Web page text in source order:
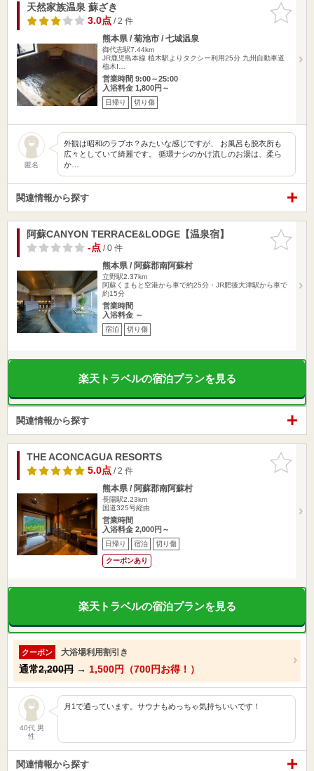
お気に入
りに追加
天然家族温泉 蘇ざき
3.0点/ 2 件
熊本県 / 菊池市 / 七城温泉
御代志駅7.44km
JR鹿児島本線 植木駅よりタクシー利用25分 九州自動車道
植木I…
営業時間 9:00～25:00
入浴料金 1,800円～
日帰り 切り傷
匿名
外観は昭和のラブホ？みたいな感じですが、 お風呂も脱衣所も
広々としていて綺麗です。 循環ナシのかけ流しのお湯は、柔ら
か…
関連情報から探す
お気に入
りに追加
阿蘇CANYON TERRACE&LODGE【温泉宿】
-点/ 0 件
熊本県 / 阿蘇郡南阿蘇村
立野駅2.37km
阿蘇くまもと空港から車で約25分・JR肥後大津駅から車で
約15分
営業時間
入浴料金 ～
宿泊 切り傷
楽天トラベルの宿泊プランを見る
関連情報から探す
お気に入
りに追加
THE ACONCAGUA RESORTS
5.0点/ 2 件
熊本県 / 阿蘇郡南阿蘇村
長陽駅2.23km
国道325号経由
営業時間
入浴料金 2,000円～
日帰り 宿泊 切り傷
クーポンあり
楽天トラベルの宿泊プランを見る
クーポン 大浴場利用割引き
通常2,200円 → 1,500円（700円お得！）
40代 男
性
月1で通っています。サウナもめっちゃ気持ちいいです！
関連情報から探す